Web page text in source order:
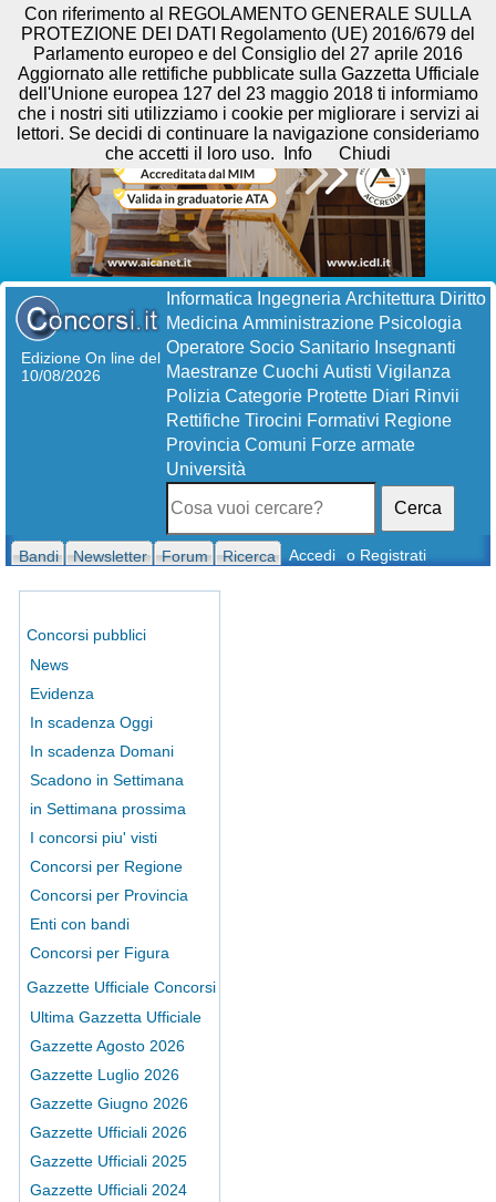
Edizione On line del
10/08/2026
Informatica Ingegneria Architettura Diritto
Medicina Amministrazione Psicologia
Operatore Socio Sanitario Insegnanti
Maestranze Cuochi Autisti Vigilanza
Polizia Categorie Protette Diari Rinvii
Rettifiche Tirocini Formativi Regione
Provincia Comuni Forze armate
Università
Cerca
Bandi Newsletter Forum Ricerca Accedi o Registrati
Concorsi pubblici
News
Evidenza
In scadenza Oggi
In scadenza Domani
Scadono in Settimana
in Settimana prossima
I concorsi piu' visti
Concorsi per Regione
Concorsi per Provincia
Enti con bandi
Concorsi per Figura
Gazzette Ufficiale Concorsi
Ultima Gazzetta Ufficiale
Gazzette Agosto 2026
Gazzette Luglio 2026
Gazzette Giugno 2026
Gazzette Ufficiali 2026
Gazzette Ufficiali 2025
Gazzette Ufficiali 2024
Con riferimento al REGOLAMENTO GENERALE SULLA
PROTEZIONE DEI DATI Regolamento (UE) 2016/679 del
Parlamento europeo e del Consiglio del 27 aprile 2016
Aggiornato alle rettifiche pubblicate sulla Gazzetta Ufficiale
dell'Unione europea 127 del 23 maggio 2018 ti informiamo
che i nostri siti utilizziamo i cookie per migliorare i servizi ai
lettori. Se decidi di continuare la navigazione consideriamo
che accetti il loro uso.
Info Chiudi